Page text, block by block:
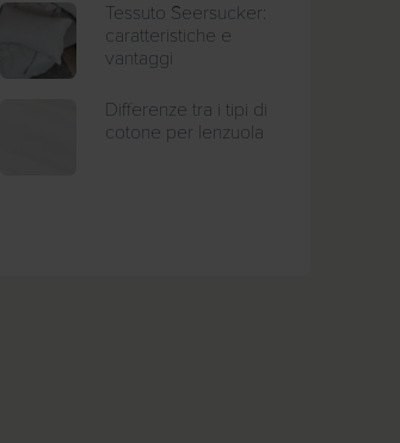
Tessuto Seersucker:
caratteristiche e
vantaggi
Differenze tra i tipi di
cotone per lenzuola